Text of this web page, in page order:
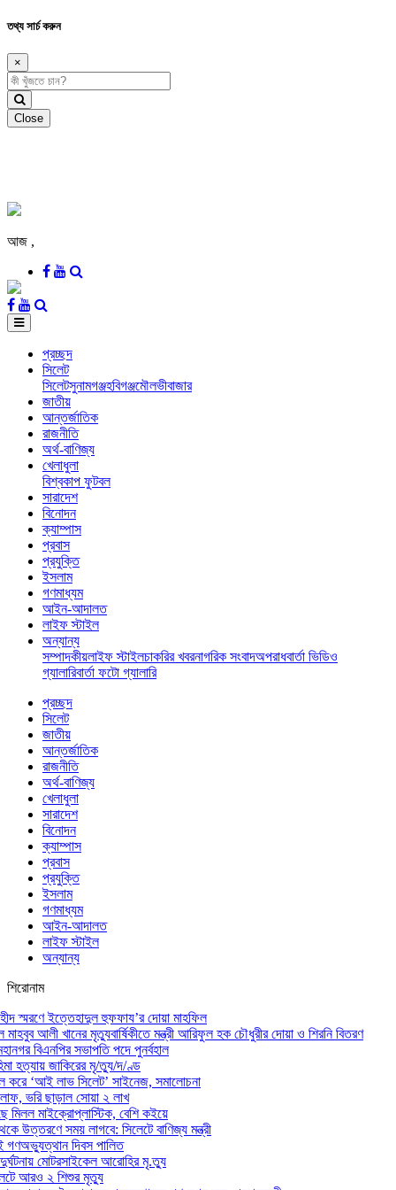
তথ্য সার্চ করুন
×
Close
আজ ,
প্রচ্ছদ
সিলেট
সিলেটসুনামগঞ্জহবিগঞ্জমৌলভীবাজার
জাতীয়
আন্তর্জাতিক
রাজনীতি
অর্থ-বাণিজ্য
খেলাধুলা
বিশ্বকাপ ফুটবল
সারাদেশ
বিনোদন
ক্যাম্পাস
প্রবাস
প্রযুক্তি
ইসলাম
গণমাধ্যম
আইন-আদালত
লাইফ স্টাইল
অন্যান্য
সম্পাদকীয়লাইফ স্টাইলচাকরির খবরনাগরিক সংবাদঅপরাধবার্তা ভিডিও
গ্যালারিবার্তা ফটো গ্যালারি
প্রচ্ছদ
সিলেট
জাতীয়
আন্তর্জাতিক
রাজনীতি
অর্থ-বাণিজ্য
খেলাধুলা
সারাদেশ
বিনোদন
ক্যাম্পাস
প্রবাস
প্রযুক্তি
ইসলাম
গণমাধ্যম
আইন-আদালত
লাইফ স্টাইল
অন্যান্য
শিরোনাম
স্মরণে ইত্তেহাদুল হুফফায’র দোয়া মাহফিল
মাহবুব আলী খানের মৃত্যুবার্ষিকীতে মন্ত্রী আরিফুল হক চৌধুরীর দোয়া ও শিরনি বিতরণ
বিএনপির সভাপতি পদে পুনর্বহাল
হত্যায় জাকিরের মৃ/ত্যু/দ/ণ্ড
করে ‘আই লাভ সিলেট’ সাইনেজ, সমালোচনা
ভরি ছাড়াল সোয়া ২ লাখ
মিলল মাইক্রোপ্লাস্টিক, বেশি কইয়ে
উত্তরণে সময় লাগবে: সিলেটে বাণিজ্য মন্ত্রী
গণঅভ্যুত্থান দিবস পালিত
মোটরসাইকেল আরোহির মৃ.ত্যু
আরও ২ শিশুর মৃত্যু